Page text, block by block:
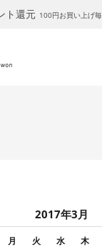
ト還元 100円お買い上げ
2017年3月
月 火 水 木